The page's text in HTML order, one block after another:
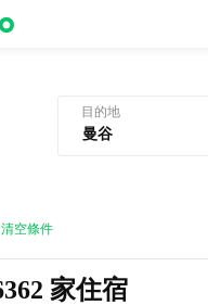
目的地
清空條件
家住宿